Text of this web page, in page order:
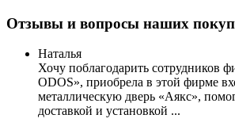
Отзывы и вопросы наших
Наталья
Хочу поблагодарить сотрудников
ODOS», приобрела в этой фирме
металлическую дверь «Аякс»,
доставкой и установкой ...